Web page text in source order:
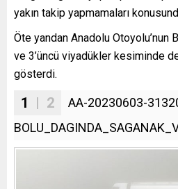
yakın takip yapmamaları
Öte yandan Anadolu Otoyolu’nun
ve 3’üncü viyadükler kesiminde
gösterdi.
1 | 2
AA-20230603-